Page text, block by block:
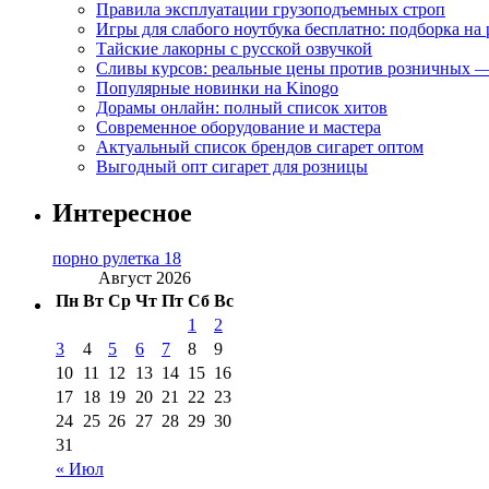
Правила эксплуатации грузоподъемных строп
Игры для слабого ноутбука бесплатно: подборка на
Тайские лакорны с русской озвучкой
Сливы курсов: реальные цены против розничных
Популярные новинки на Kinogo
Дорамы онлайн: полный список хитов
Современное оборудование и мастера
Актуальный список брендов сигарет оптом
Выгодный опт сигарет для розницы
Интересное
порно рулетка 18
Август 2026
Пн Вт Ср Чт Пт Сб Вс
« Июл
1
2
3
4 5 6 7 8
9
10 11 12 13 14 15 16
17 18 19 20 21 22 23
24 25 26 27 28 29 30
31